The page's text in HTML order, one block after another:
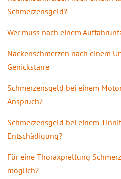
Schmerzensgeld?
Wer muss nach einem
Nackenschmerzen nach einem
Genickstarre
Schmerzensgeld bei einem
Anspruch?
Schmerzensgeld bei einem
Entschädigung?
Für eine Thoraxprellung
möglich?